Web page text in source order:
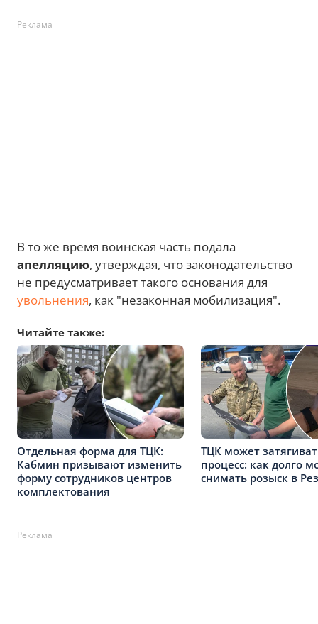
Реклама
В то же время воинская часть подала
апелляцию, утверждая, что законодательство
не предусматривает такого основания для
увольнения, как "незаконная мобилизация".
Читайте также:
Отдельная форма для ТЦК:
Кабмин призывают изменить
форму сотрудников центров
комплектования
ТЦК может
процесс: как долго
снимать розыск в
Реклама